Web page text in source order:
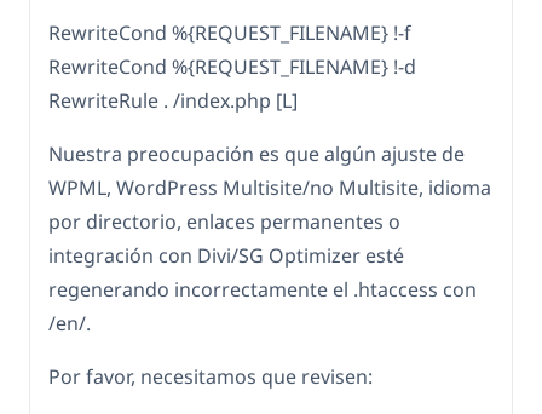
RewriteCond %{REQUEST_FILENAME} !-f
RewriteCond %{REQUEST_FILENAME} !-d
RewriteRule . /index.php [L]
Nuestra preocupación es que algún ajuste de
WPML, WordPress Multisite/no Multisite, idioma
por directorio, enlaces permanentes o
integración con Divi/SG Optimizer esté
regenerando incorrectamente el .htaccess con
/en/.
Por favor, necesitamos que revisen: